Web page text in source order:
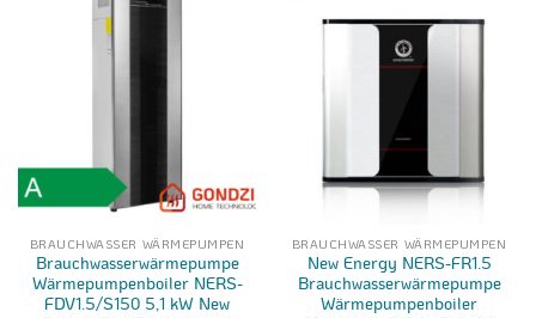
BRAUCHWASSER WÄRMEPUMPEN
Brauchwasserwärmepumpe
Wärmepumpenboiler NERS-
FDV1.5/S150 5,1 kW New
BRAUCHWASSER WÄRMEPUMPEN
New Energy NERS-FR1.5
Brauchwasserwärmepumpe
Wärmepumpenboiler